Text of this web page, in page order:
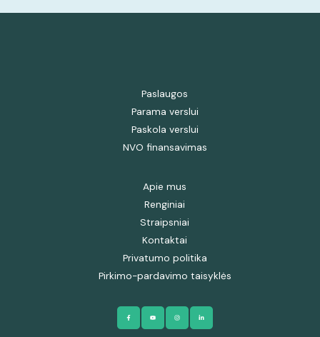
Paslaugos
Parama verslui
Paskola verslui
NVO finansavimas
Apie mus
Renginiai
Straipsniai
Kontaktai
Privatumo politika
Pirkimo-pardavimo taisyklės